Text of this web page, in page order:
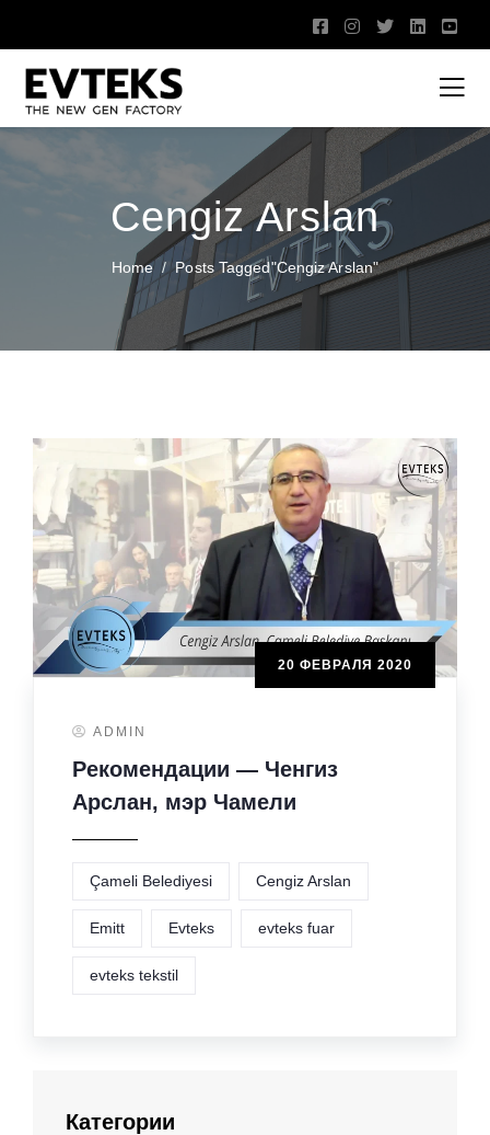
Cengiz Arslan
Home Posts Tagged"Cengiz Arslan"
20 ФЕВРАЛЯ 2020
ADMIN
Рекомендации — Ченгиз
Арслан, мэр Чамели
Çameli Belediyesi Cengiz Arslan
Emitt Evteks evteks fuar
evteks tekstil
Категории